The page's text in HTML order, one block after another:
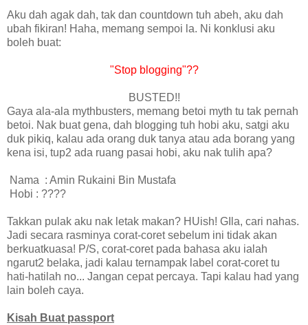
Aku dah agak dah, tak dan countdown tuh abeh, aku dah
ubah fikiran! Haha, memang sempoi la. Ni konklusi aku
boleh buat:
"Stop blogging"??
BUSTED!!
Gaya ala-ala mythbusters, memang betoi myth tu tak pernah
betoi. Nak buat gena, dah blogging tuh hobi aku, satgi aku
duk pikiq, kalau ada orang duk tanya atau ada borang yang
kena isi, tup2 ada ruang pasai hobi, aku nak tulih apa?
Nama : Amin Rukaini Bin Mustafa
Hobi : ????
Takkan pulak aku nak letak makan? HUish! GIla, cari nahas.
Jadi secara rasminya corat-coret sebelum ini tidak akan
berkuatkuasa! P/S, corat-coret pada bahasa aku ialah
ngarut2 belaka, jadi kalau ternampak label corat-coret tu
hati-hatilah no... Jangan cepat percaya. Tapi kalau had yang
lain boleh caya.
Kisah Buat passport